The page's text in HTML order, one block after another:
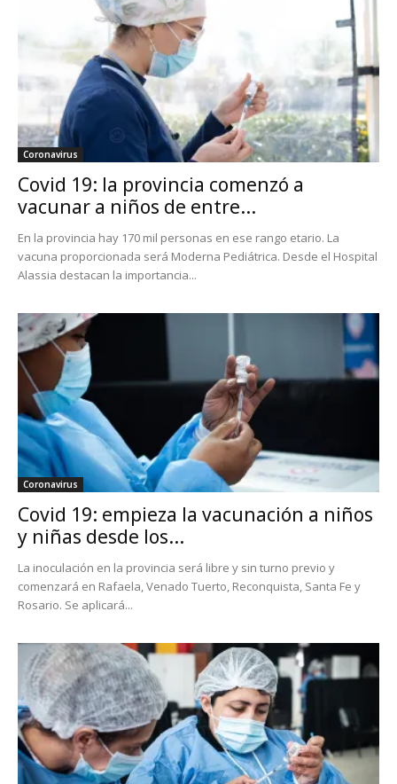
Coronavirus
Covid 19: la provincia comenzó a
vacunar a niños de entre...
En la provincia hay 170 mil personas en ese rango etario. La
vacuna proporcionada será Moderna Pediátrica. Desde el Hospital
Alassia destacan la importancia...
Coronavirus
Covid 19: empieza la vacunación a niños
y niñas desde los...
La inoculación en la provincia será libre y sin turno previo y
comenzará en Rafaela, Venado Tuerto, Reconquista, Santa Fe y
Rosario. Se aplicará...